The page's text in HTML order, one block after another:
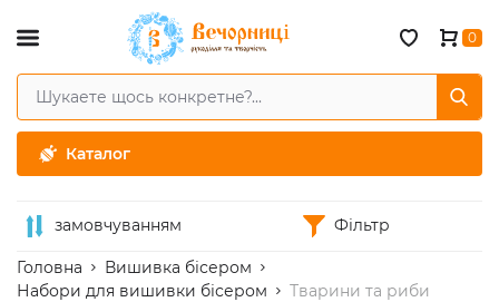
Каталог
0
замовчуванням Фільтр
Головна
Вишивка бісером
Набори для вишивки бісером
Тварини та риби